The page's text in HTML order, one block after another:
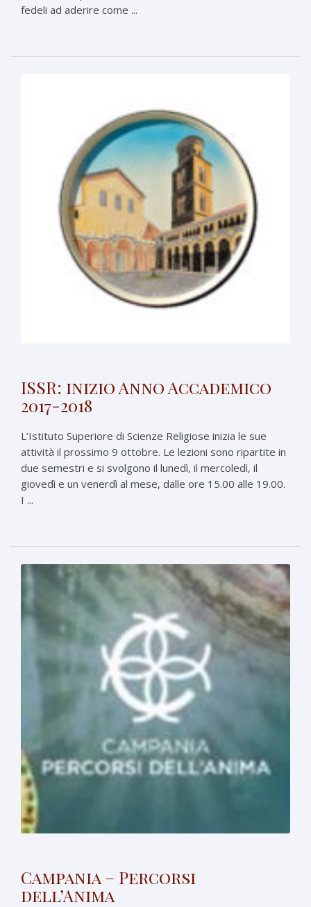
fedeli ad aderire come ...
ISSR: inizio Anno Accademico
2017-2018
L’Istituto Superiore di Scienze Religiose inizia le sue
attività il prossimo 9 ottobre. Le lezioni sono ripartite in
due semestri e si svolgono il lunedì, il mercoledì, il
giovedì e un venerdì al mese, dalle ore 15.00 alle 19.00.
I ...
Campania – Percorsi
dell’Anima